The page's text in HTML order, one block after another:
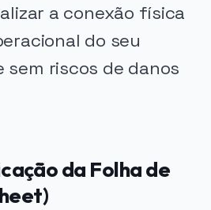
a conexão física
do seu
sem riscos de danos
da Folha de